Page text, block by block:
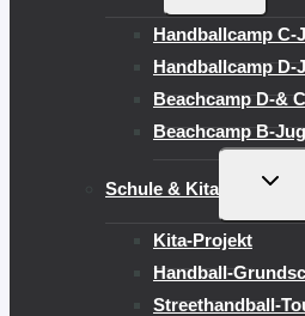
Handballcamp C-
Handballcamp D-
Beachcamp D-&
Beachcamp B-
Schule & Kita
Kita-Projekt
Handball-
Streethandball-